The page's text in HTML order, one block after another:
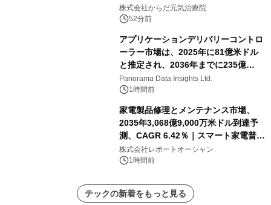
株式会社からだ元気治療院
52分前
アプリケーションデリバリーコントロ
ーラー市場は、2025年に81億米ドル
と推定され、2036年までに235億
8,000万米ドルに達すると予測されて
おり、予測期間（2026年～2036年）
Panorama Data Insights Ltd.
1時間前
家電製品修理とメンテナンス市場、
2035年3,068億9,000万米ドル到達予
測、CAGR 6.42％｜スマート家電普
及・循環型経済・メンテナンス需要拡
大が成長を加速
株式会社レポートオーシャン
1時間前
テックの新着をもっと見る